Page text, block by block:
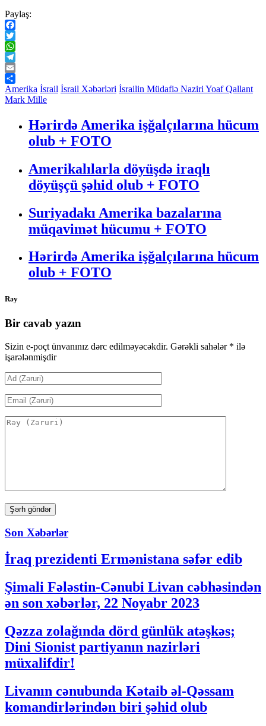
Paylaş:
Facebook
Twitter
WhatsApp
Telegram
Email
Share
Amerika İsrail İsrail Xəbərləri İsrailin Müdafiə Naziri Yoaf Qallant
Mark Mille
Hərirdə Amerika işğalçılarına hücum
olub + FOTO
Amerikalılarla döyüşdə iraqlı
döyüşçü şəhid olub + FOTO
Suriyadakı Amerika bazalarına
müqavimət hücumu + FOTO
Hərirdə Amerika işğalçılarına hücum
olub + FOTO
Rəy
Bir cavab yazın
Sizin e-poçt ünvanınız dərc edilməyəcəkdir. Gərəkli sahələr * ilə
işarələnmişdir
Son Xəbərlər
İraq prezidenti Ermənistana səfər edib
Şimali Fələstin-Cənubi Livan cəbhəsindən
ən son xəbərlər, 22 Noyabr 2023
Qəzza zolağında dörd günlük atəşkəs;
Dini Sionist partiyanın nazirləri
müxalifdir!
Livanın cənubunda Kətaib əl-Qəssam
komandirlərindən biri şəhid olub